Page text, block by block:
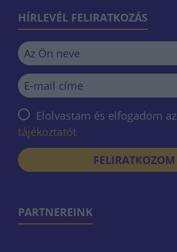
HÍRLEVÉL FELIRATKOZÁS
Elolvastam és elfogadom az
tájékoztatót
FELIRATKOZOM
PARTNEREINK